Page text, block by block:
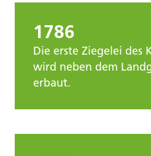
1786
Die erste Ziegelei des
wird neben dem
erbaut.